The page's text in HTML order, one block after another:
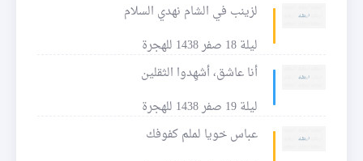
لزينب في الشام نهدي السلام
ليلة 18 صفر 1438 للهجرة
أنا عاشق، أشهِدوا الثقلين
ليلة 19 صفر 1438 للهجرة
عباس خويا لملم كفوفك